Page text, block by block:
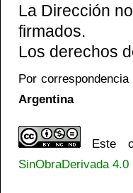
La Dirección
firmados.
Los derechos
Por
Argentina
Este
SinObraDerivada 4.0